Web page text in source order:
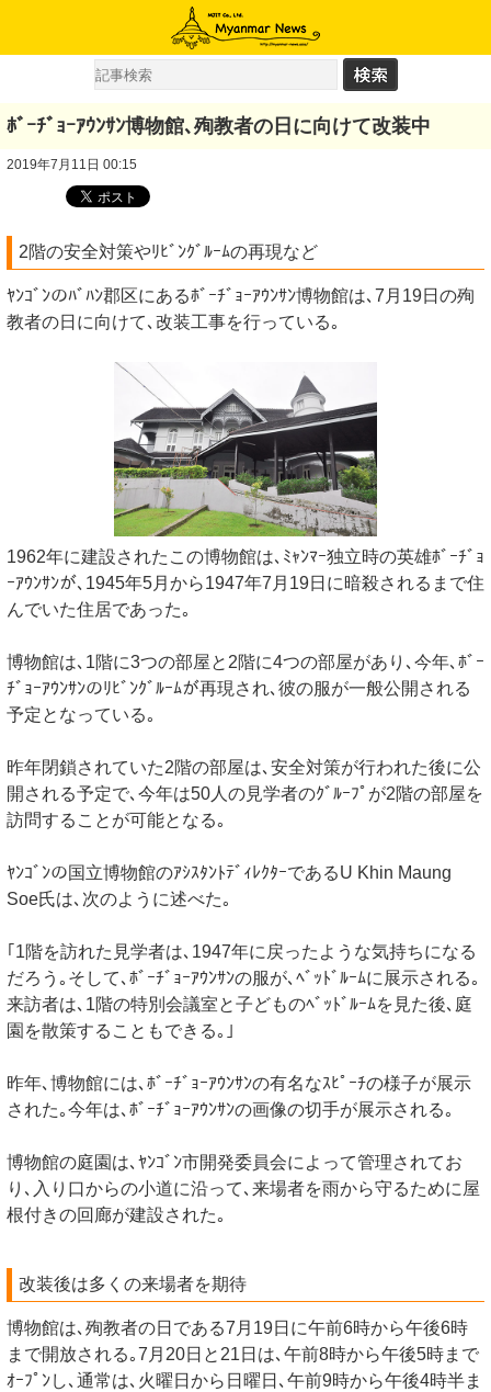
ﾎﾞｰﾁﾞｮｰｱｳﾝｻﾝ博物館､殉教者の日に向けて改装中
2019年7月11日 00:15
2階の安全対策やﾘﾋﾞﾝｸﾞﾙｰﾑの再現など
ﾔﾝｺﾞﾝのﾊﾞﾊﾝ郡区にあるﾎﾞｰﾁﾞｮｰｱｳﾝｻﾝ博物館は､7月19日の殉
教者の日に向けて､改装工事を行っている｡
1962年に建設されたこの博物館は､ﾐｬﾝﾏｰ独立時の英雄ﾎﾞｰﾁﾞｮ
ｰｱｳﾝｻﾝが､1945年5月から1947年7月19日に暗殺されるまで住
んでいた住居であった｡
博物館は､1階に3つの部屋と2階に4つの部屋があり､今年､ﾎﾞｰ
ﾁﾞｮｰｱｳﾝｻﾝのﾘﾋﾞﾝｸﾞﾙｰﾑが再現され､彼の服が一般公開される
予定となっている｡
昨年閉鎖されていた2階の部屋は､安全対策が行われた後に公
開される予定で､今年は50人の見学者のｸﾞﾙｰﾌﾟが2階の部屋を
訪問することが可能となる｡
ﾔﾝｺﾞﾝの国立博物館のｱｼｽﾀﾝﾄﾃﾞｨﾚｸﾀｰであるU Khin Maung
Soe氏は､次のように述べた｡
｢1階を訪れた見学者は､1947年に戻ったような気持ちになる
だろう｡そして､ﾎﾞｰﾁﾞｮｰｱｳﾝｻﾝの服が､ﾍﾞｯﾄﾞﾙｰﾑに展示される｡
来訪者は､1階の特別会議室と子どものﾍﾞｯﾄﾞﾙｰﾑを見た後､庭
園を散策することもできる｡｣
昨年､博物館には､ﾎﾞｰﾁﾞｮｰｱｳﾝｻﾝの有名なｽﾋﾟｰﾁの様子が展示
された｡今年は､ﾎﾞｰﾁﾞｮｰｱｳﾝｻﾝの画像の切手が展示される｡
博物館の庭園は､ﾔﾝｺﾞﾝ市開発委員会によって管理されてお
り､入り口からの小道に沿って､来場者を雨から守るために屋
根付きの回廊が建設された｡
改装後は多くの来場者を期待
博物館は､殉教者の日である7月19日に午前6時から午後6時
まで開放される｡7月20日と21日は､午前8時から午後5時まで
ｵｰﾌﾟﾝし､通常は､火曜日から日曜日､午前9時から午後4時半ま